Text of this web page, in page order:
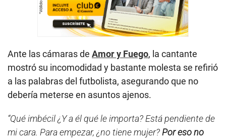
Ante las cámaras de Amor y Fuego, la cantante
mostró su incomodidad y bastante molesta se refirió
a las palabras del futbolista, asegurando que no
debería meterse en asuntos ajenos.
“Qué imbécil ¿Y a él qué le importa? Está pendiente de
mi cara. Para empezar, ¿no tiene mujer?Por eso no